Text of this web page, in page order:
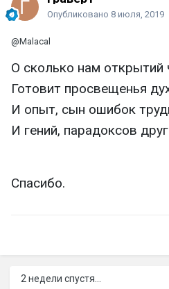
Опубликовано 8 июля, 2019
@Malacal
О сколько нам открытий
Готовит просвещенья
И опыт, сын ошибок
И гений, парадоксов
Спасибо.
2 недели спустя...